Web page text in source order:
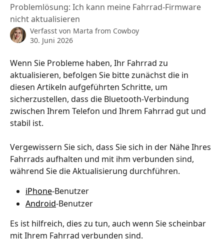
Problemlösung: Ich kann meine Fahrrad-Firmware
nicht aktualisieren
Verfasst von Marta from Cowboy
30. Juni 2026
Wenn Sie Probleme haben, Ihr Fahrrad zu
aktualisieren, befolgen Sie bitte zunächst die in
diesen Artikeln aufgeführten Schritte, um
sicherzustellen, dass die Bluetooth-Verbindung
zwischen Ihrem Telefon und Ihrem Fahrrad gut und
stabil ist.
Vergewissern Sie sich, dass Sie sich in der Nähe Ihres
Fahrrads aufhalten und mit ihm verbunden sind,
während Sie die Aktualisierung durchführen.
iPhone-Benutzer
Android-Benutzer
Es ist hilfreich, dies zu tun, auch wenn Sie scheinbar
mit Ihrem Fahrrad verbunden sind.